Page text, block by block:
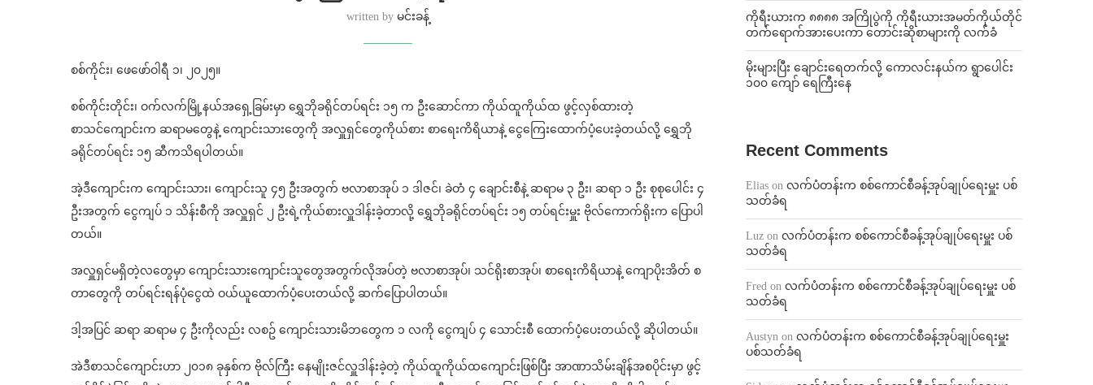
written by မင်းခန့်
စစ်ကိုင်း၊ ဖေဖော်ဝါရီ ၁၊ ၂၀၂၅။
စစ်ကိုင်းတိုင်း၊ ဝက်လက်မြို့နယ်အရှေ့ခြမ်းမှာ ရွှေဘိုခရိုင်တပ်ရင်း ၁၅ က ဦးဆောင်ကာ ကိုယ်ထူကိုယ်ထ ဖွင့်လှစ်ထားတဲ့
စာသင်ကျောင်းက ဆရာမတွေနဲ့ ကျောင်းသားတွေကို အလှူရှင်တွေကိုယ်စား စာရေးကိရိယာနဲ့ ငွေကြေးထောက်ပံ့ပေးခဲ့တယ်လို့ ရွှေဘို
ခရိုင်တပ်ရင်း ၁၅ ဆီကသိရပါတယ်။
အဲ့ဒီကျောင်းက ကျောင်းသား၊ ကျောင်းသူ ၄၅ ဦးအတွက် ဗလာစာအုပ် ၁ ဒါဇင်၊ ခဲတံ ၄ ချောင်းစီနဲ့ ဆရာမ ၃ ဦး၊ ဆရာ ၁ ဦး စုစုပေါင်း ၄
ဦးအတွက် ငွေကျပ် ၁ သိန်းစီကို အလှူရှင် ၂ ဦးရဲ့ကိုယ်စားလှူဒါန်းခဲ့တာလို့ ရွှေဘိုခရိုင်တပ်ရင်း ၁၅ တပ်ရင်းမှူး ဗိုလ်ကောက်ရိုးက ပြောပါ
တယ်။
အလှူရှင်မရှိတဲ့လတွေမှာ ကျောင်းသားကျောင်းသူတွေအတွက်လိုအပ်တဲ့ ဗလာစာအုပ်၊ သင်ရိုးစာအုပ်၊ စာရေးကိရိယာနဲ့ ကျောပိုးအိတ် စ
တာတွေကို တပ်ရင်းရန်ပုံငွေထဲ ဝယ်ယူထောက်ပံ့ပေးတယ်လို့ ဆက်ပြောပါတယ်။
ဒါ့အပြင် ဆရာ ဆရာမ ၄ ဦးကိုလည်း လစဥ် ကျောင်းသားမိဘတွေက ၁ လကို ငွေကျပ် ၄ သောင်းစီ ထောက်ပံ့ပေးတယ်လို့ ဆိုပါတယ်။
အဲဒီစာသင်ကျောင်းဟာ ၂၀၁၈ ခုနှစ်က ဗိုလ်ကြီး နေမျိုးဇင်လှူဒါန်းခဲ့တဲ့ ကိုယ်ထူကိုယ်ထကျောင်းဖြစ်ပြီး အာဏာသိမ်းချိန်အစပိုင်းမှာ ဖွင့်
ကိုရီးယားက ၈၈၈၈ အကြိုပွဲကို ကိုရီးယားအမတ်ကိုယ်တိုင်
တက်ရောက်အားပေးကာ တောင်းဆိုစာများကို လက်ခံ
⁨မိုးများပြီး ချောင်းရေတက်လို့ ကောလင်းနယ်က ရွာပေါင်း
၁၀၀ ကျော် ရေကြီးနေ
Recent Comments
Elias on လက်ပံတန်းက စစ်ကောင်စီခန့်အုပ်ချုပ်ရေးမှူး ပစ်
သတ်ခံရ
Luz on လက်ပံတန်းက စစ်ကောင်စီခန့်အုပ်ချုပ်ရေးမှူး ပစ်
သတ်ခံရ
Fred on လက်ပံတန်းက စစ်ကောင်စီခန့်အုပ်ချုပ်ရေးမှူး ပစ်
သတ်ခံရ
Austyn on လက်ပံတန်းက စစ်ကောင်စီခန့်အုပ်ချုပ်ရေးမှူး
ပစ်သတ်ခံရ